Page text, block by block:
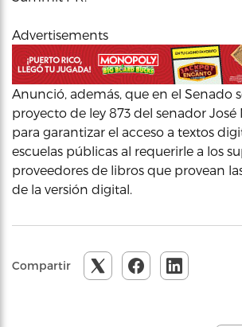
Advertisements
Anunció, además, que en el Senado
proyecto de ley 873 del senador
para garantizar el acceso a textos
escuelas públicas al requerirle a los
proveedores de libros que provean
de la versión digital.
Compartir